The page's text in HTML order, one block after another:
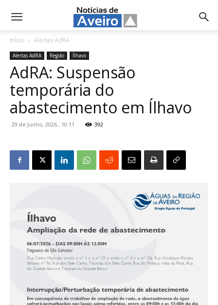
NotíciasdeAveiro.pt
Início Alertas AdRA
Alertas AdRA Região Ílhavo
AdRA: Suspensão
temporária do
abastecimento em Ílhavo
29 de Junho, 2026 , 10:11 392